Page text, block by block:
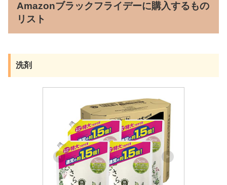
Amazonブラックフライデーに購入するもの
リスト
洗剤